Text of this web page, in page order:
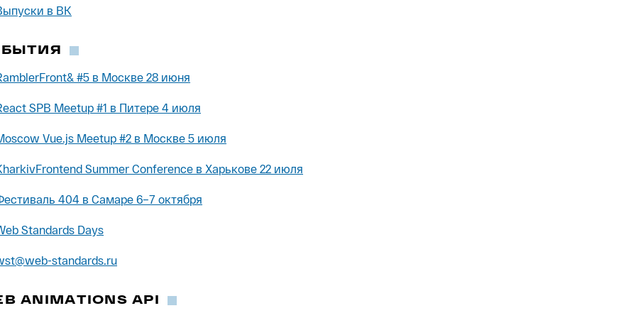
в ВК
#5 в Москве 28 июня
SPB Meetup #1 в Питере 4 июля
Vue.js Meetup #2 в Москве 5 июля
Summer Conference в Харькове 22 июля
404 в Самаре 6–7 октября
Standards Days
standards.ru
ANIMATIONS API